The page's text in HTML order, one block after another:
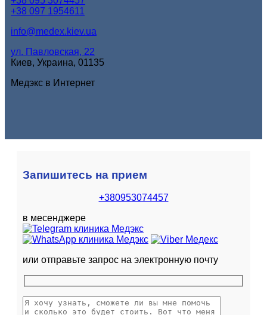
+38 097 1954611
info@medex.kiev.ua
ул. Павловская, 22
Киев, Украина, 01135
Медэкс в Интернет
Запишитесь на прием
+380953074457
в месенджере
или отправьте запрос на электронную почту